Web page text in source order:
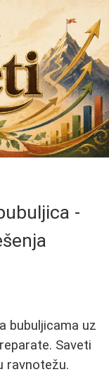
-
bubuljicama uz
Saveti
ravnotežu.